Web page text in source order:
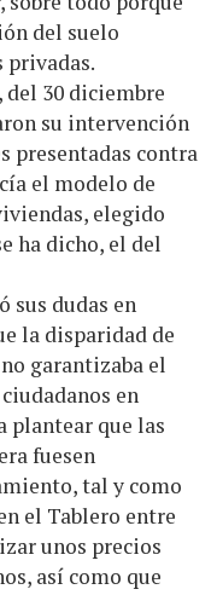
del suelo
privadas.
30 diciembre
su intervención
presentadas contra
el modelo de
elegido
ha dicho, el del
dudas en
la disparidad de
garantizaba el
en
plantear que las
fuesen
tal y como
el Tablero entre
unos precios
así como que